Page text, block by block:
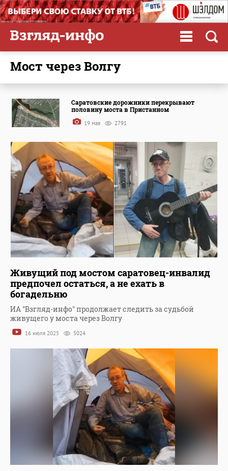
мост через Волгу
Саратовские дорожники перекрывают
половину моста в Пристанном
19 мая 2791
Живущий под мостом саратовец-инвалид
предпочел остаться, а не ехать в
богадельню
ИА "Взгляд-инфо" продолжает следить за судьбой
живущего у моста через Волгу
16 июля 2025 5024